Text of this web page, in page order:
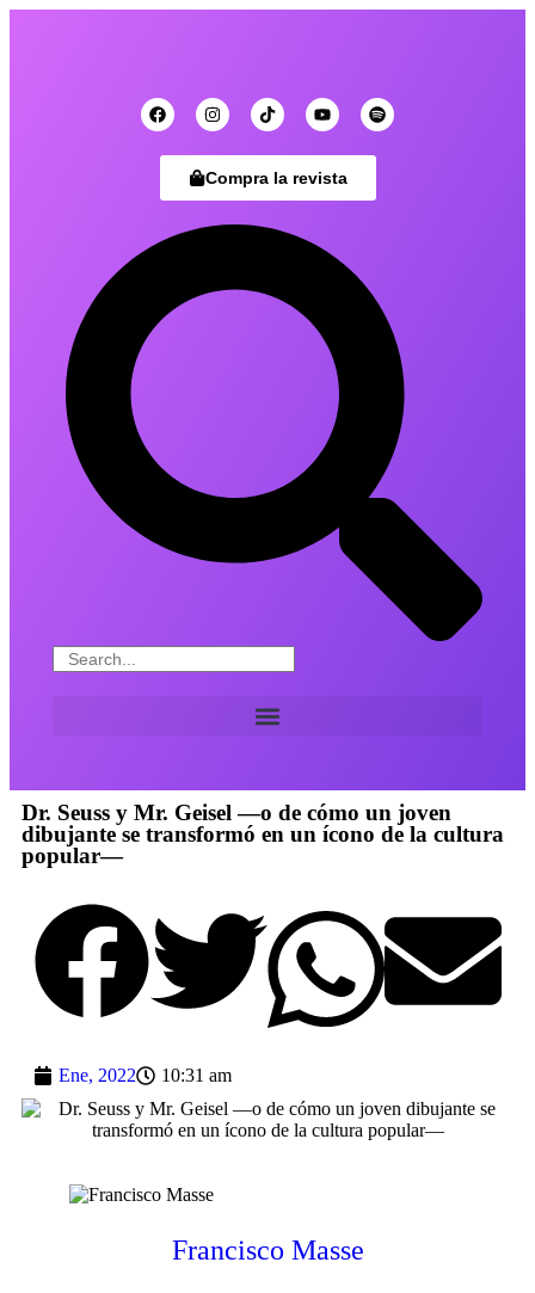
Compra la revista
Dr. Seuss y Mr. Geisel —o de cómo un joven
dibujante se transformó en un ícono de la cultura
popular—
Ene, 2022 10:31 am
Francisco Masse